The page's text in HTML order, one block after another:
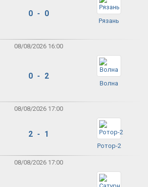
0 - 0
Рязань
08/08/2026 16:00
0 - 2
Волна
08/08/2026 17:00
2 - 1
Ротор-2
08/08/2026 17:00